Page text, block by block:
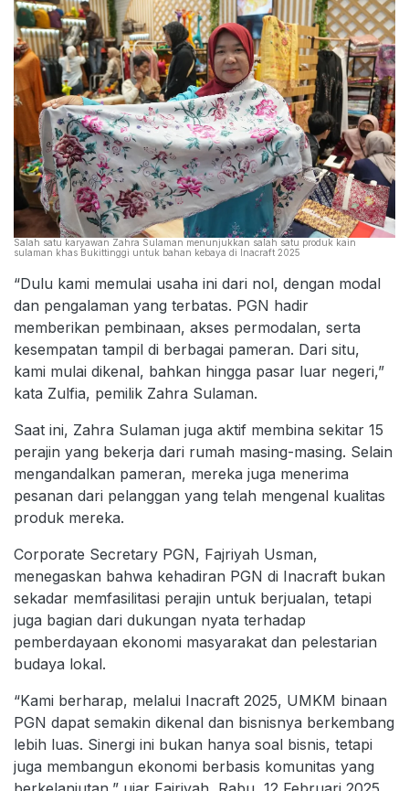
Salah satu karyawan Zahra Sulaman menunjukkan salah satu produk kain
sulaman khas Bukittinggi untuk bahan kebaya di Inacraft 2025
“Dulu kami memulai usaha ini dari nol, dengan modal
dan pengalaman yang terbatas. PGN hadir
memberikan pembinaan, akses permodalan, serta
kesempatan tampil di berbagai pameran. Dari situ,
kami mulai dikenal, bahkan hingga pasar luar negeri,”
kata Zulfia, pemilik Zahra Sulaman.
Saat ini, Zahra Sulaman juga aktif membina sekitar 15
perajin yang bekerja dari rumah masing-masing. Selain
mengandalkan pameran, mereka juga menerima
pesanan dari pelanggan yang telah mengenal kualitas
produk mereka.
Corporate Secretary PGN, Fajriyah Usman,
menegaskan bahwa kehadiran PGN di Inacraft bukan
sekadar memfasilitasi perajin untuk berjualan, tetapi
juga bagian dari dukungan nyata terhadap
pemberdayaan ekonomi masyarakat dan pelestarian
budaya lokal.
“Kami berharap, melalui Inacraft 2025, UMKM binaan
PGN dapat semakin dikenal dan bisnisnya berkembang
lebih luas. Sinergi ini bukan hanya soal bisnis, tetapi
juga membangun ekonomi berbasis komunitas yang